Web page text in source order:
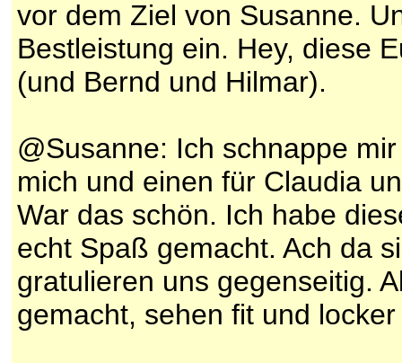
vor dem Ziel von Susanne.
Bestleistung ein. Hey, diese
(und Bernd und Hilmar).
@Susanne: Ich schnappe
mich und einen für Claudia
War das schön. Ich habe
echt Spaß gemacht. Ach da
gratulieren uns gegenseitig.
gemacht, sehen fit und